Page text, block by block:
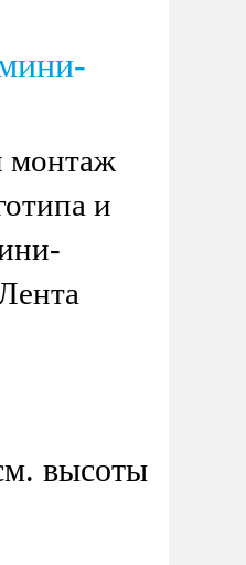
монтаж
и
высоты